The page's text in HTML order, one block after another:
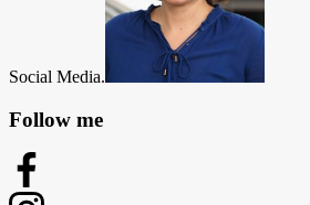
Social Media.
Follow me